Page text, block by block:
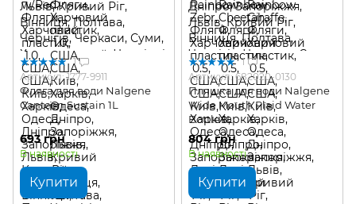
1
Артикул: 1777-9911
Фляга для води Nalgene
Canteen Sustain 1L
693 грн
В наявності
Купити
1
Артикул: 682020-0130
Пляшка для води Nalgene
Wide Mouth Plaid Water
Bottle 1L
804 грн
В наявності
Купити